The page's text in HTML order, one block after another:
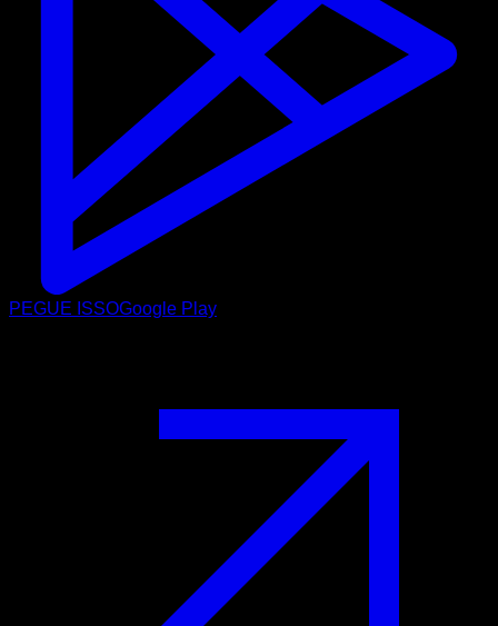
PEGUE ISSOGoogle Play